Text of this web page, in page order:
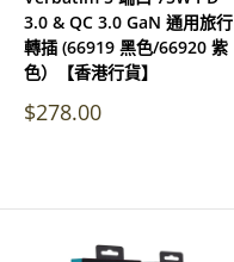
3.0 & QC 3.0 GaN 通用旅行
轉插 (66919 黑色/66920 紫
色）【香港行貨】
特
$278.00